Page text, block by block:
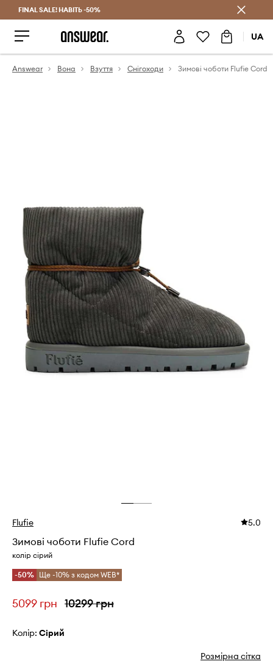
Заощаджуй з Answear Club
FINAL SALE! НАВІТЬ -50%
UA
Answear Вона Взуття Снігоходи Зимові чоботи Flufie Cord
Flufie 5.0
Зимові чоботи Flufie Cord
колір сірий
-50% Ще -10% з кодом WEB*
5099 грн 10299 грн
Колір: сірий
Розмірна сітка